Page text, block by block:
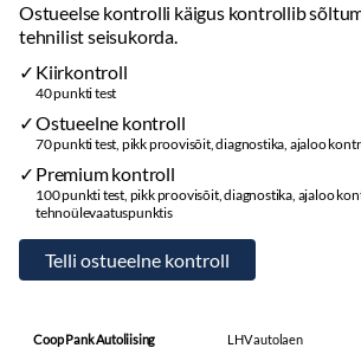
Esitulede pesurid
Rehvid ja veljed
Rehvirõhu kontrollsüsteem
Suverehvid
Muu
Sportvedrustus
Pagasikate
Reisiarvesti
Ostueelse kontrolli käigus kontrollib
tehnilist seisukorda.
Kiirkontroll
40 punkti test
Ostueelne kontroll
70 punkti test, pikk proovisõit, diagnostika, ajaloo
Premium kontroll
100 punkti test, pikk proovisõit, diagnostika, ajaloo
tehnoülevaatuspunktis
Coop Pank Autoliising LHV autolaen